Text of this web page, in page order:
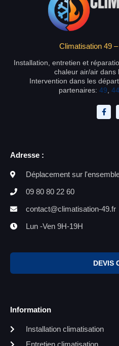
Climatisation 49
Installation, entretien et
chaleur air/air dans
Intervention dans les
partenaires: 49 44
Adresse :
Déplacement sur
09 80 80 22 60
contact@climatisation-49.fr
Lun -Ven 9H-19H
DEVIS
Information
Installation climatisation
Entretien climatisation